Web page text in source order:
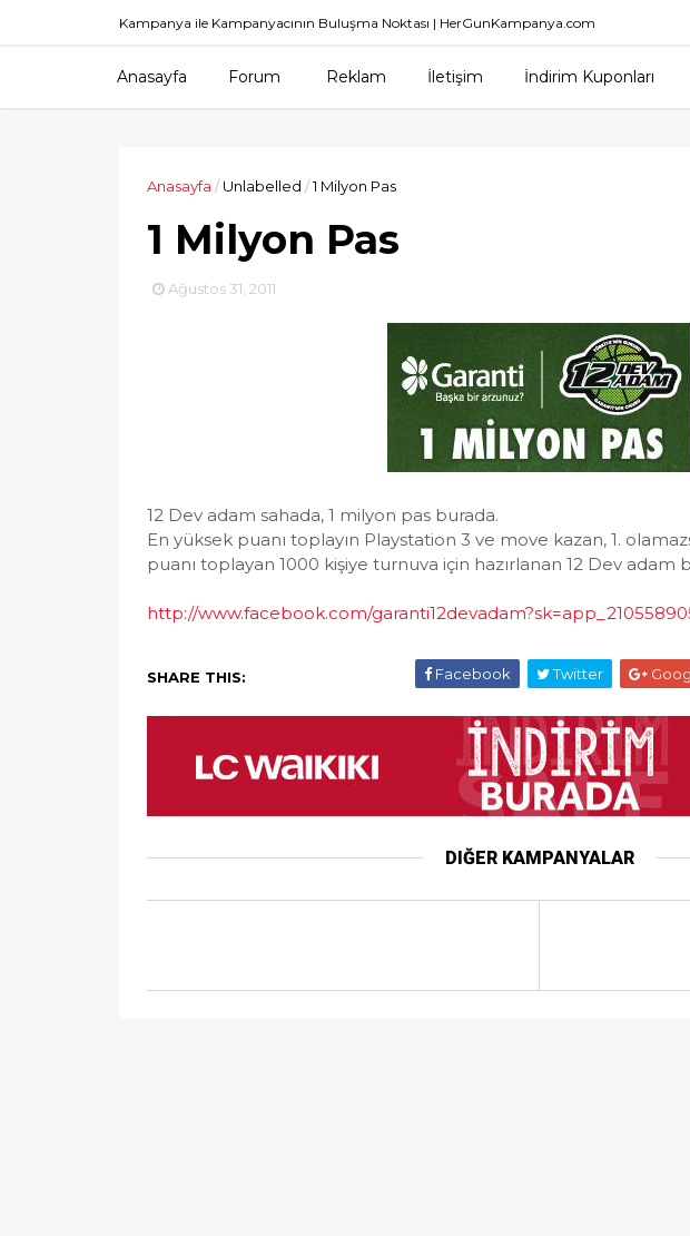
Kampanya ile Kampanyacının Buluşma Noktası | HerGunKampanya.com
Anasayfa Forum Reklam İletişim İndirim Kuponları
Anasayfa /Unlabelled /1 Milyon Pas
1 Milyon Pas
Ağustos 31, 2011
12 Dev adam sahada, 1 milyon pas burada.
En yüksek puanı toplayın Playstation 3 ve move kazan, 1.
puanı toplayan 1000 kişiye turnuva için hazırlanan 12 Dev
http://www.facebook.com/
SHARE THIS: Facebook Twitter
DIĞER KAMPANYALAR